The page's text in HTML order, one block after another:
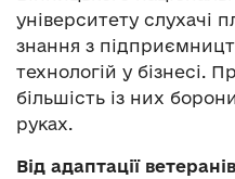
університету слухачі
знання з
технологій у бізнесі.
більшість із них
руках.
Від адаптації